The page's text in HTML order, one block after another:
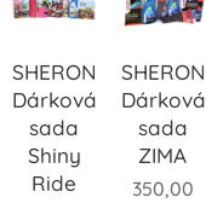
SHERON
Dárková
sada
Shiny
Ride
SHERON
Dárková
sada
ZIMA
350,00